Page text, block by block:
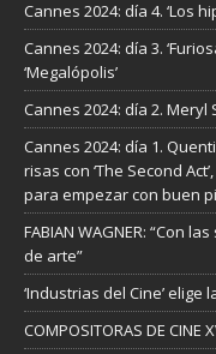
Cannes 2024: día 4. ‘Los
Cannes 2024: día 3.
‘Megalópolis’
Cannes 2024: día 2.
Cannes 2024: día 1.
risas con ‘The Second
para empezar con buen
FABIAN WAGNER: “Con
de arte”
‘Industrias del Cine’ elige
COMPOSITORAS DE